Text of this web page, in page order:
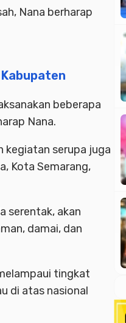
Nana berharap
beberapa
Nana.
kegiatan serupa juga
Kota Semarang,
serentak, akan
damai, dan
tingkat
di atas nasional